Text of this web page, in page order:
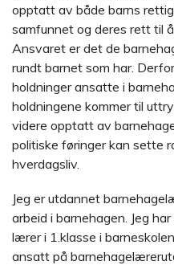
opptatt av både barns
samfunnet og deres rett til
Ansvaret er det de
rundt barnet som har.
holdninger ansatte i
holdningene kommer til
videre opptatt av
politiske føringer kan sette
hverdagsliv.
Jeg er utdannet
arbeid i barnehagen. Jeg
lærer i 1.klasse i
ansatt på